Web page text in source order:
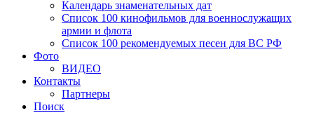
Календарь знаменательных дат
Список 100 кинофильмов для военнослужащих
армии и флота
Список 100 рекомендуемых песен для ВС РФ
Фото
ВИДЕО
Контакты
Партнеры
Поиск